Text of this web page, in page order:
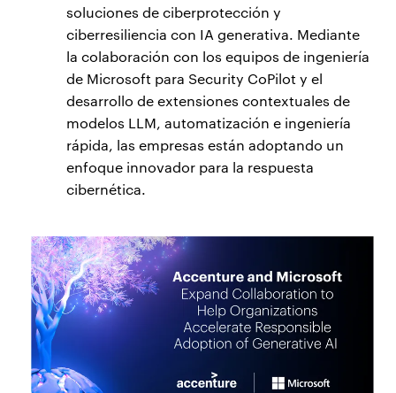
soluciones de ciberprotección y
ciberresiliencia con IA generativa. Mediante
la colaboración con los equipos de ingeniería
de Microsoft para Security CoPilot y el
desarrollo de extensiones contextuales de
modelos LLM, automatización e ingeniería
rápida, las empresas están adoptando un
enfoque innovador para la respuesta
cibernética.